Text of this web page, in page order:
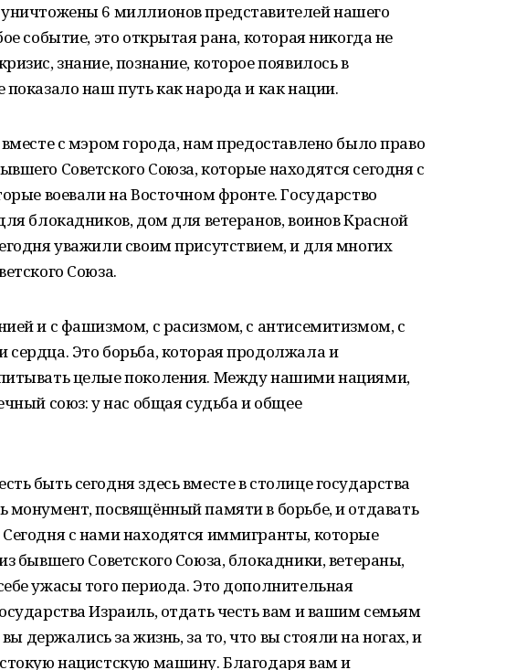
6 миллионов представителей нашего
событие, это открытая рана, которая никогда не
знание, познание, которое появилось в
показало наш путь как народа и как нации.
вместе с мэром города, нам предоставлено было право
Советского Союза, которые находятся сегодня с
воевали на Восточном фронте. Государство
блокадников, дом для ветеранов, воинов Красной
уважили своим присутствием, и для многих
Союза.
и с фашизмом, с расизмом, с антисемитизмом, с
сердца. Это борьба, которая продолжала и
целые поколения. Между нашими нациями,
союз: у нас общая судьба и общее
быть сегодня здесь вместе в столице государства
монумент, посвящённый памяти в борьбе, и отдавать
с нами находятся иммигранты, которые
бывшего Советского Союза, блокадники, ветераны,
ужасы того периода. Это дополнительная
Израиль, отдать честь вам и вашим семьям
держались за жизнь, за то, что вы стояли на ногах, и
нацистскую машину. Благодаря вам и